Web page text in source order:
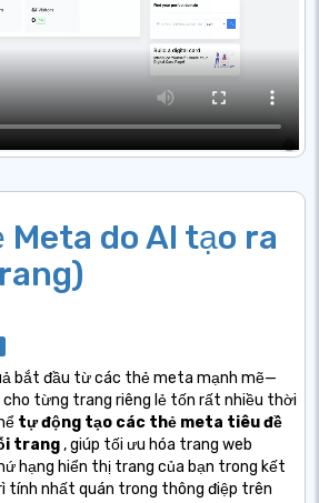
Meta do AI tạo ra
bắt đầu từ các thẻ meta mạnh mẽ—
từng trang riêng lẻ tốn rất nhiều thời
tự động tạo các thẻ meta tiêu đề
trang, giúp tối ưu hóa trang web
hạng hiển thị trang của bạn trong kết
tính nhất quán trong thông điệp trên